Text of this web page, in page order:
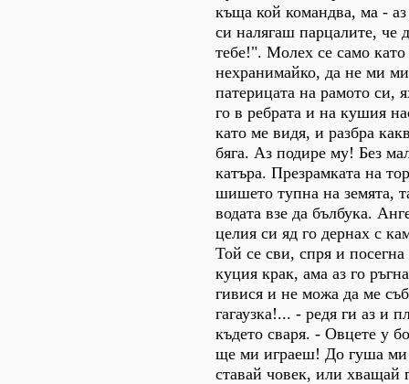
къща кой командва, ма -
си налягаш парцалите, че
тебе!". Молех се само
нехранимайко, да не ми
патерицата на рамото си,
го в ребрата и на кушия
като ме видя, и разбра
бяга. Аз подире му! Без
катъра. Презрамката на
шишето тупна на земята,
водата взе да бълбука.
целия си яд го дернах с
Той се сви, спря и
куция крак, ама аз го
гивися и не можа да ме
гагаузка!... - редя ги аз и
където сваря. - Овцете у
ще ми играеш! До гуша ми
ставай човек, или хващай